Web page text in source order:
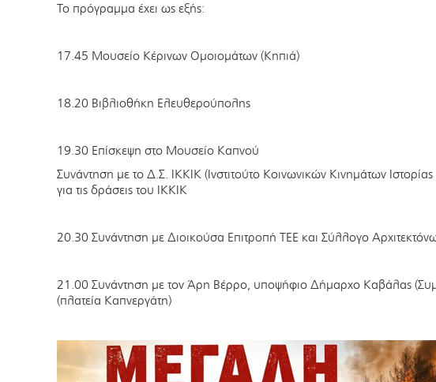
Το πρόγραμμα έχει ως εξής:
17.45 Μουσείο Κέρινων Ομοιομάτων (Κηπιά)
18.20 Βιβλιοθήκη Ελευθερούπολης
19.30 Επίσκεψη στο Μουσείο Καπνού
Συνάντηση με το Δ.Σ. ΙΚΚΙΚ (Ινστιτούτο Κοινωνικών Κινημάτων
για τις δράσεις του ΙΚΚΙΚ
20.30 Συνάντηση με Διοικούσα Επιτροπή ΤΕΕ και Σύλλογο
21.00 Συνάντηση με τον Άρη Βέρρο, υποψήφιο Δήμαρχο Καβάλας
(πλατεία Καπνεργάτη)